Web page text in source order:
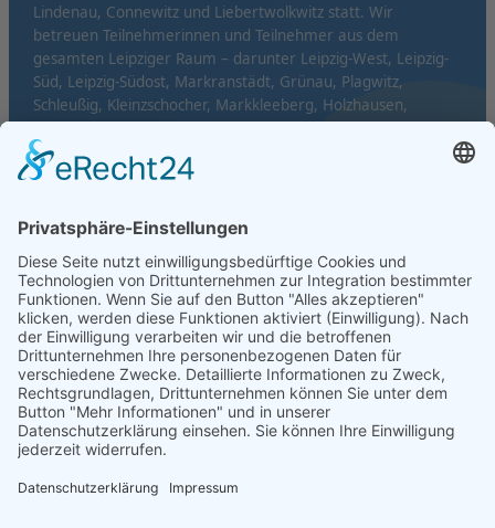
Lindenau, Connewitz und Liebertwolkwitz statt. Wir
betreuen Teilnehmerinnen und Teilnehmer aus dem
gesamten Leipziger Raum – darunter Leipzig-West, Leipzig-
Süd, Leipzig-Südost, Markranstädt, Grünau, Plagwitz,
Schleußig, Kleinzschocher, Markkleeberg, Holzhausen,
Mölkau und Probstheida.
ImpressumDatenschutzKontaktStandorte
Made with
by TGS Webdesign
Home
Reha-Sport
Wassergymnastik
Herzsport
Kurse buchen
Rücken-Fit
Aqua-Fitness
Aqua-Active
Corporate Fitness